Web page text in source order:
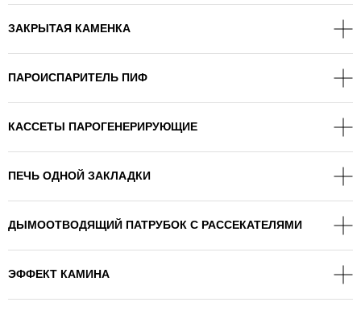
ЗАКРЫТАЯ КАМЕНКА
ПАРОИСПАРИТЕЛЬ ПИФ
КАССЕТЫ ПАРОГЕНЕРИРУЮЩИЕ
ПЕЧЬ ОДНОЙ ЗАКЛАДКИ
ДЫМООТВОДЯЩИЙ ПАТРУБОК С РАССЕКАТЕЛЯМИ
ЭФФЕКТ КАМИНА